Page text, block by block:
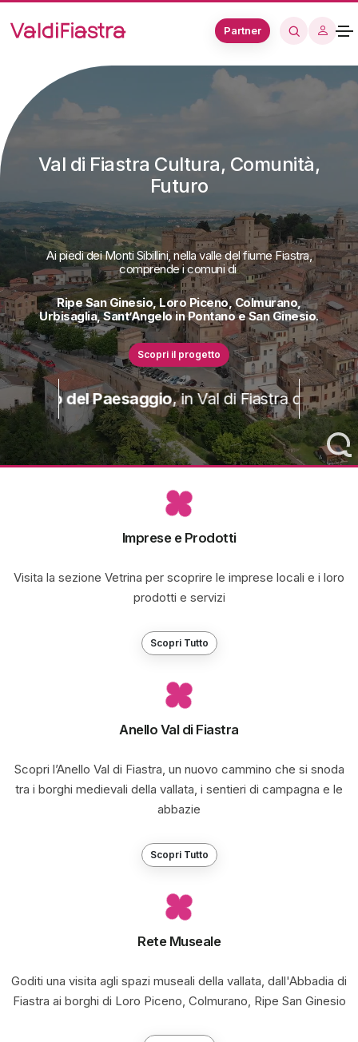
Partner
Val di Fiastra Cultura, Comunità,
Futuro
Ai piedi dei Monti Sibillini, nella valle del fiume Fiastra,
comprende i comuni di
Ripe San Ginesio, Loro Piceno, Colmurano,
Urbisaglia, Sant’Angelo in Pontano e San Ginesio.
Scopri il progetto
Paesaggio, in Val di Fiastra dal 20 al 23
Imprese e Prodotti
Visita la sezione Vetrina per scoprire le imprese locali e i loro
prodotti e servizi
Scopri Tutto
Anello Val di Fiastra
Scopri l’Anello Val di Fiastra, un nuovo cammino che si snoda
tra i borghi medievali della vallata, i sentieri di campagna e le
abbazie
Scopri Tutto
Rete Museale
Goditi una visita agli spazi museali della vallata, dall'Abbadia di
Fiastra ai borghi di Loro Piceno, Colmurano, Ripe San Ginesio